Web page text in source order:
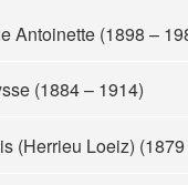
Antoinette (1898 –
(1884 – 1914)
(Herrieu Loeiz)